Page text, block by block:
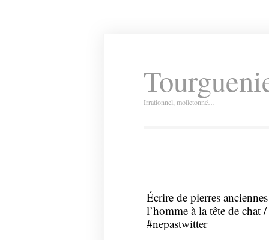
Irrationnel, molletonné…
Écrire de pierres
l’homme à la tête de chat
#nepastwitter